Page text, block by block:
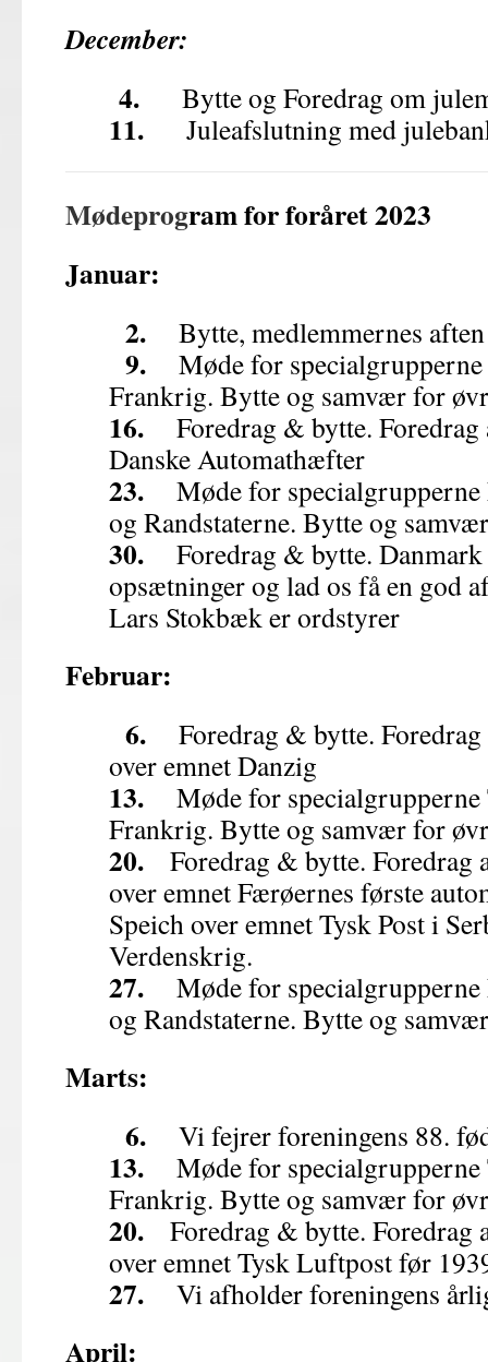
December:
4. Bytte og Foredrag om
11. Juleafslutning med
Mødeprogram for foråret 2023
Januar:
2. Bytte, medlemmernes
9. Møde for specialgrupperne
Frankrig. Bytte og samvær for
16. Foredrag & bytte. Foredrag
Danske Automathæfter
23. Møde for specialgrupperne
og Randstaterne. Bytte og
30. Foredrag & bytte.
opsætninger og lad os få en god
Lars Stokbæk er ordstyrer
Februar:
6. Foredrag & bytte. Foredrag
over emnet Danzig
13. Møde for specialgrupperne
Frankrig. Bytte og samvær for
20. Foredrag & bytte. Foredrag
over emnet Færøernes første
Speich over emnet Tysk Post i
Verdenskrig.
27. Møde for specialgrupperne
og Randstaterne. Bytte og
Marts:
6. Vi fejrer foreningens 88.
13. Møde for specialgrupperne
Frankrig. Bytte og samvær for
20. Foredrag & bytte. Foredrag
over emnet Tysk Luftpost før
27. Vi afholder foreningens
April: